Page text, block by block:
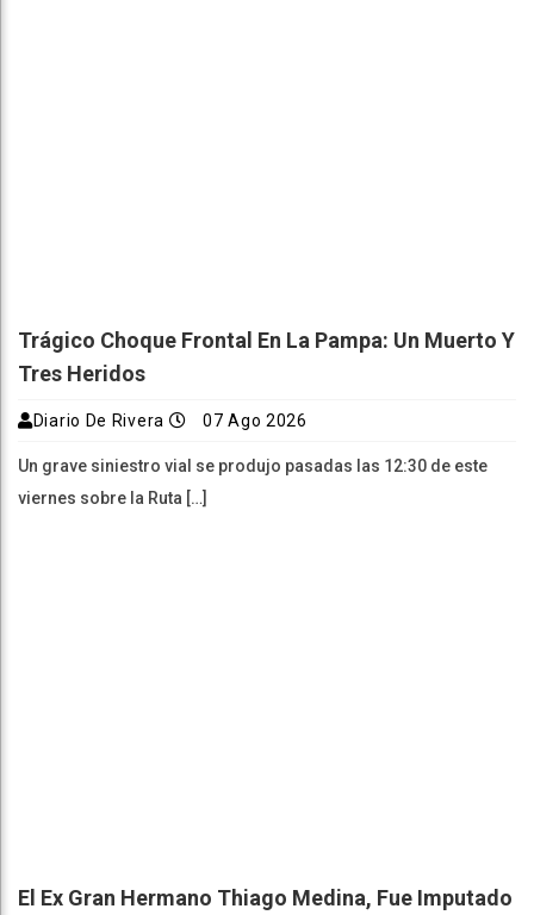
Trágico Choque Frontal En La Pampa: Un Muerto Y
Tres Heridos
Diario De Rivera 07 Ago 2026
Un grave siniestro vial se produjo pasadas las 12:30 de este
viernes sobre la Ruta […]
El Ex Gran Hermano Thiago Medina, Fue Imputado